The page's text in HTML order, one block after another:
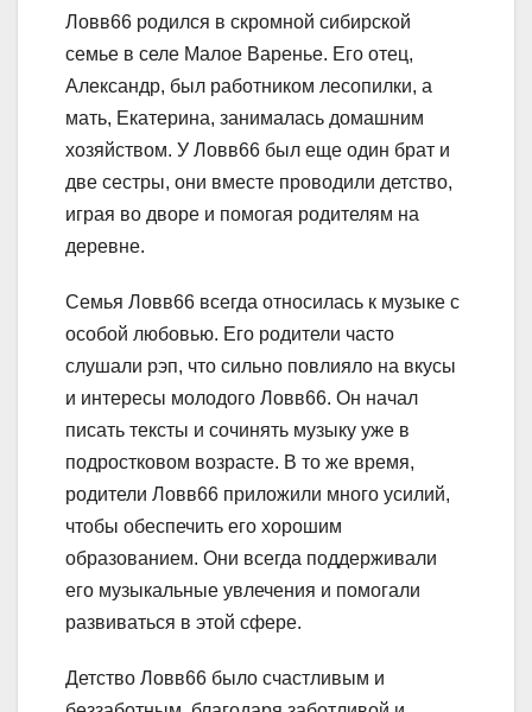
Ловв66 родился в скромной сибирской
семье в селе Малое Варенье. Его отец,
Александр, был работником лесопилки, а
мать, Екатерина, занималась домашним
хозяйством. У Ловв66 был еще один брат и
две сестры, они вместе проводили детство,
играя во дворе и помогая родителям на
деревне.
Семья Ловв66 всегда относилась к музыке с
особой любовью. Его родители часто
слушали рэп, что сильно повлияло на вкусы
и интересы молодого Ловв66. Он начал
писать тексты и сочинять музыку уже в
подростковом возрасте. В то же время,
родители Ловв66 приложили много усилий,
чтобы обеспечить его хорошим
образованием. Они всегда поддерживали
его музыкальные увлечения и помогали
развиваться в этой сфере.
Детство Ловв66 было счастливым и